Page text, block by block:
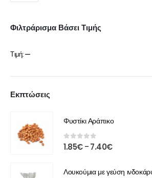
Φιλτράρισμα Βάσει Τιμής
Τιμή:—
Εκπτώσεις
Φυστίκι Αράπικο
0out of 5
1.85€ – 7.40€
Λουκούμια με γεύση